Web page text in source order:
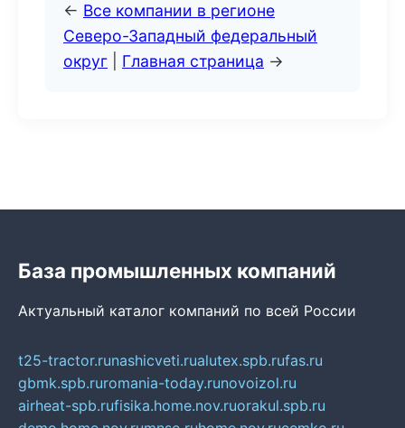
← Все компании в регионе
Северо-Западный федеральный
округ
Главная страница →
База промышленных компаний
Актуальный каталог компаний по всей России
t25-tractor.runashicveti.rualutex.spb.rufas.ru
gbmk.spb.ruromania-today.runovoizol.ru
airheat-spb.rufisika.home.nov.ruorakul.spb.ru